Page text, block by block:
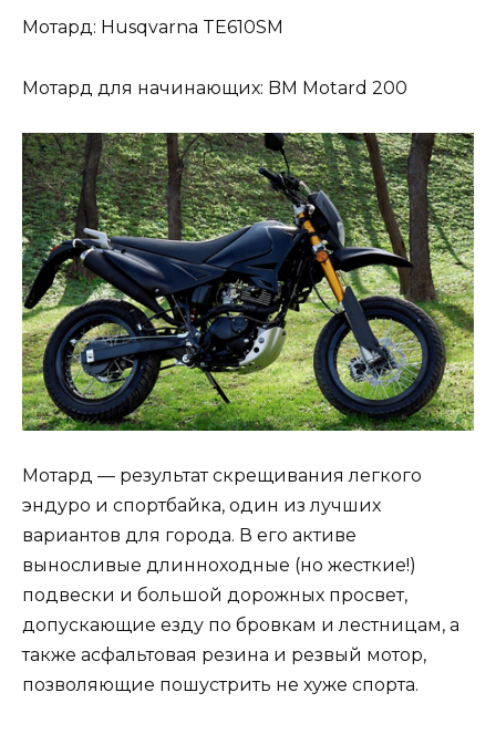
Мотард: Husqvarna TE610SM
Мотард для начинающих: BM Motard 200
Мотард — результат скрещивания легкого
эндуро и спортбайка, один из лучших
вариантов для города. В его активе
выносливые длинноходные (но жесткие!)
подвески и большой дорожных просвет,
допускающие езду по бровкам и лестницам, а
также асфальтовая резина и резвый мотор,
позволяющие пошустрить не хуже спорта.